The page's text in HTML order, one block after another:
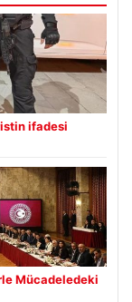
ifadesi
Mücadeledeki